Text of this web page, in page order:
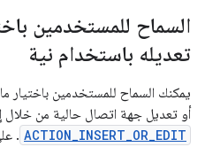
السماح للمستخدمين
تعديله باستخدام نية
يمكنك السماح للمستخدمين باختيار
أو تعديل جهة اتصال حالية من خلال
ACTION_INSERT_OR_EDIT
.